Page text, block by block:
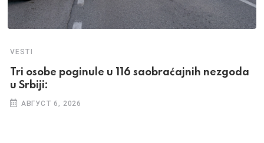
VESTI
Tri osobe poginule u 116 saobraćajnih nezgoda
u Srbiji:
АВГУСТ 6, 2026